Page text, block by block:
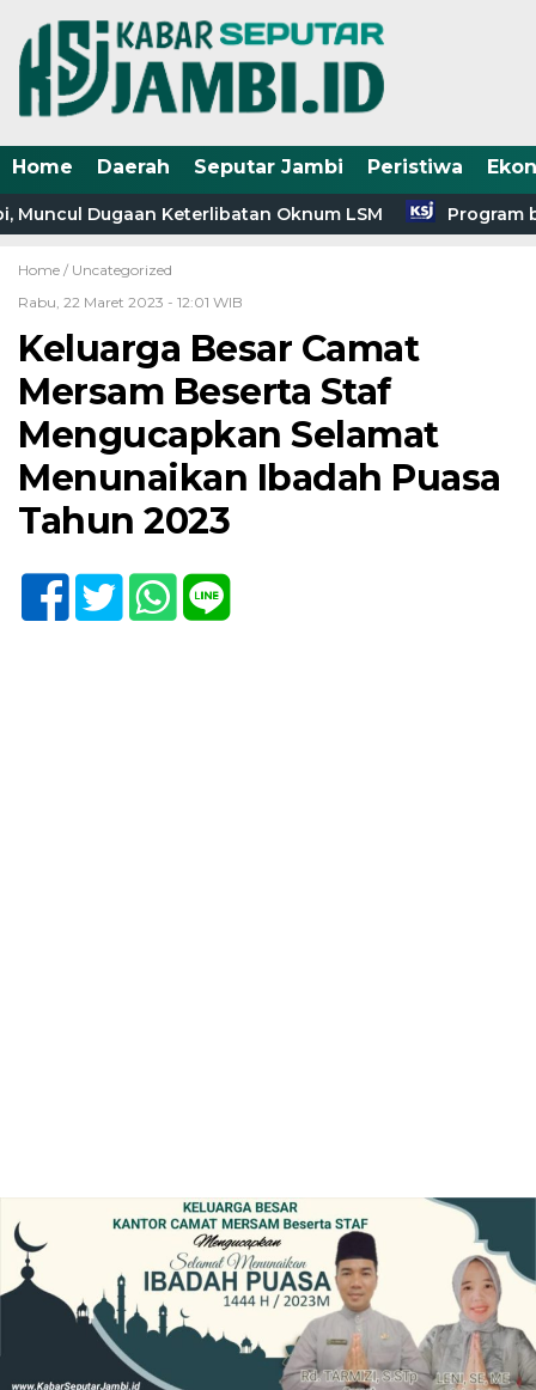
Home Daerah Seputar Jambi Peristiwa
Dugaan Keterlibatan Oknum LSM Program
Home / Uncategorized
Rabu, 22 Maret 2023 - 12:01 WIB
Keluarga Besar Camat
Mersam Beserta Staf
Mengucapkan Selamat
Menunaikan Ibadah Puasa
Tahun 2023